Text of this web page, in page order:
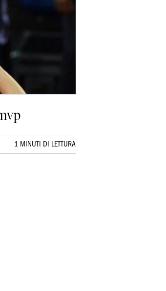
1 MINUTI DI LETTURA